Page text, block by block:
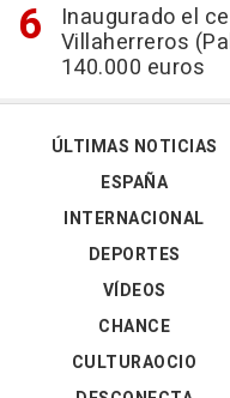
Inaugurado el
Villaherreros
140.000 euros
ÚLTIMAS NOTICIAS
ESPAÑA
INTERNACIONAL
DEPORTES
VÍDEOS
CHANCE
CULTURAOCIO